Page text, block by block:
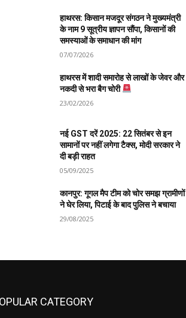
हाथरस: किसान मजदूर संगठन ने मुख्यमंत्री
के नाम 9 सूत्रीय ज्ञापन सौंपा, किसानों की
समस्याओं के समाधान की मांग
07/07/2026
हाथरस में शादी समारोह से लाखों के जेवर और
नकदी से भरा बैग चोरी
23/02/2026
नई GST दरें 2025: 22 सितंबर से इन
सामानों पर नहीं लगेगा टैक्स, मोदी सरकार ने
दी बड़ी राहत
05/09/2025
कानपुर: गूगल मैप टीम को चोर समझ ग्रामीणों
ने घेर लिया, पिटाई के बाद पुलिस ने बचाया
29/08/2025
CATEGORY